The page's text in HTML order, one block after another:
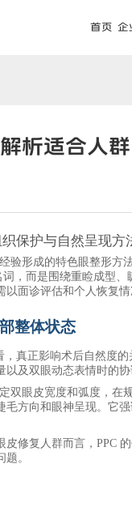
首页 企
析适合人
保护与自然呈现方
验形成的特色眼整形方
，而是围绕重睑成型
面诊评估和个人恢复情
整体状态
真正影响术后自然度
及双眼动态表情时的协
双眼皮宽度和弧度，在
方向和眼神呈现。它
皮修复人群而言，PPC
。